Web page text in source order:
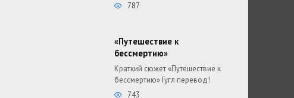
787
«Путешествие к
бессмертию»
Краткий сюжет «Путешествие к
бессмертию» Гугл перевод!
743